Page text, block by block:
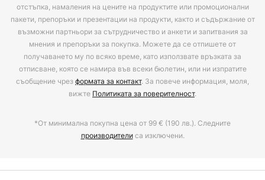
отстъпка, намаления на цените на продуктите или промоционални
пакети, препоръки и презентации на продукти, както и съдържание от
възможни партньори за сътрудничество и анкети и запитвания за
мнения и препоръки за покупка. Можете да се отпишете от
получаването му по всяко време, като използвате връзката за
отписване, която се намира във всеки бюлетин, или ни изпратите
съобщение чрезформата за контакт. За повече информация, моля,
вижте Политиката за поверителност.
*От минимална покупна цена от 99 € (190 лв.). Следните
производителиса изключени.